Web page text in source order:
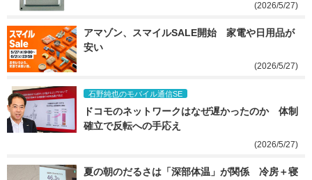
(2026/5/27)
アマゾン、スマイルSALE開始　家電や日用品が
安い
(2026/5/27)
石野純也のモバイル通信SE
ドコモのネットワークはなぜ遅かったのか　体制
確立で反転への手応え
(2026/5/27)
夏の朝のだるさは「深部体温」が関係　冷房＋寝